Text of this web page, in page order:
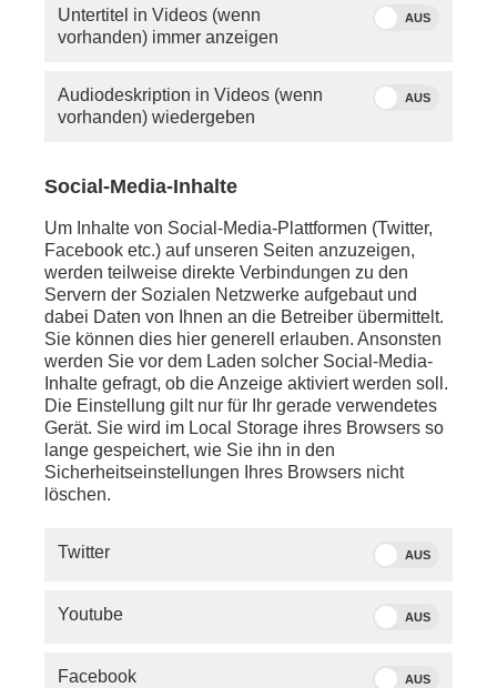
SERVICE
Untertitel in Videos (wenn
vorhanden) immer anzeigen
AUS
Audiodeskription in Videos (wenn
vorhanden) wiedergeben
AUS
Social-Media-Inhalte
Um Inhalte von Social-Media-Plattformen (Twitter,
Facebook etc.) auf unseren Seiten anzuzeigen,
werden teilweise direkte Verbindungen zu den
Servern der Sozialen Netzwerke aufgebaut und
dabei Daten von Ihnen an die Betreiber übermittelt.
Sie können dies hier generell erlauben. Ansonsten
werden Sie vor dem Laden solcher Social-Media-
Inhalte gefragt, ob die Anzeige aktiviert werden soll.
Die Einstellung gilt nur für Ihr gerade verwendetes
Gerät. Sie wird im Local Storage ihres Browsers so
lange gespeichert, wie Sie ihn in den
Sicherheitseinstellungen Ihres Browsers nicht
löschen.
Twitter AUS
Youtube AUS
Facebook AUS